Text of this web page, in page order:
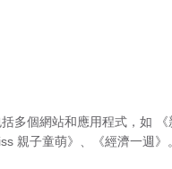
多個網站和應用程式，如
親子童萌》 《經濟一週》 。